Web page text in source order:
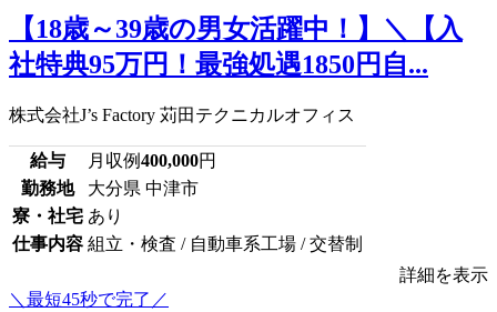
【18歳～39歳の男女活躍中！】＼【入
社特典95万円！最強処遇1850円自...
株式会社J’s Factory 苅田テクニカルオフィス
給与 月収例400,000円
勤務地
大分県 中津市
寮・社宅 あり
仕事内容 組立・検査 / 自動車系工場 / 交替制
詳細を表示
＼最短45秒で完了／